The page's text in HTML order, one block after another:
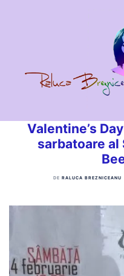
Valentine’s
sarbatoare al
DE RALUCA BREZNICEANU